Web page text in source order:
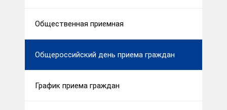
Общественная приемная
Общероссийский день приема граждан
График приема граждан